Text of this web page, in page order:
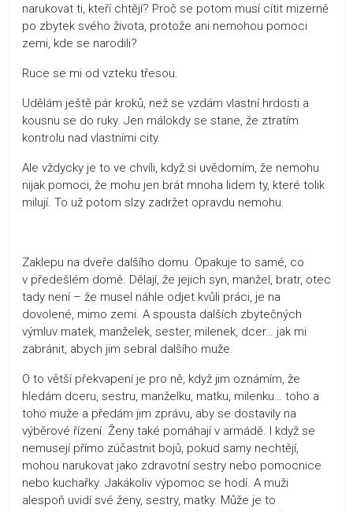
narukovat ti, kteří chtějí? Proč se potom musí cítit mizerně
po zbytek svého života, protože ani nemohou pomoci
zemi, kde se narodili?
Ruce se mi od vzteku třesou.
Udělám ještě pár kroků, než se vzdám vlastní hrdosti a
kousnu se do ruky. Jen málokdy se stane, že ztratím
kontrolu nad vlastními city.
Ale vždycky je to ve chvíli, když si uvědomím, že nemohu
nijak pomoci, že mohu jen brát mnoha lidem ty, které tolik
milují. To už potom slzy zadržet opravdu nemohu.
Zaklepu na dveře dalšího domu. Opakuje to samé, co
v předešlém domě. Dělají, že jejich syn, manžel, bratr, otec
tady není – že musel náhle odjet kvůli práci, je na
dovolené, mimo zemi. A spousta dalších zbytečných
výmluv matek, manželek, sester, milenek, dcer… jak mi
zabránit, abych jim sebral dalšího muže.
O to větší překvapení je pro ně, když jim oznámím, že
hledám dceru, sestru, manželku, matku, milenku… toho a
toho muže a předám jim zprávu, aby se dostavily na
výběrové řízení. Ženy také pomáhají v armádě. I když se
nemusejí přímo zúčastnit bojů, pokud samy nechtějí,
mohou narukovat jako zdravotní sestry nebo pomocnice
nebo kuchařky. Jakákoliv výpomoc se hodí. A muži
alespoň uvidí své ženy, sestry, matky. Může je to